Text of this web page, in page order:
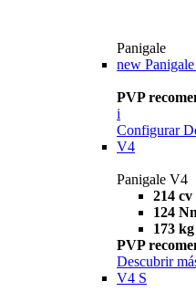
Panigale
new
PVP
i
Configurar
V4
Panigale V4
214 cv
124
173 kg
PVP
Descubrir
V4 S